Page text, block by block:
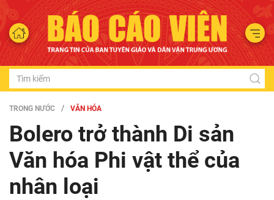
TRONG NƯỚC VĂN HÓA
Bolero trở thành Di sản
Văn hóa Phi vật thể của
nhân loại